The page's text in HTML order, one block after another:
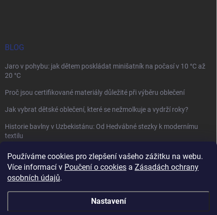
Používáme cookies pro zlepšení vašeho zážitku na webu.
Více informací v Poučení o cookies a Zásadách ochrany
osobních údajů.
Nastavení
BLOG
Jaro v pohybu: jak dětem poskládat minišatník na počasí v 10 °C až
20 °C
Proč jsou certifikované materiály důležité při výběru oblečení
Jak vybrat dětské oblečení, které se nežmolkuje a vydrží roky?
Historie bavlny v Uzbekistánu: Od Hedvábné stezky k modernímu
textilu
Mamazone |